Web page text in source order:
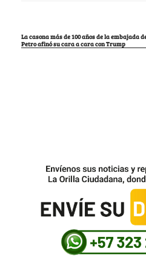
La casona más de 100 años de la embajada
Petro afinó su cara a cara con Trump